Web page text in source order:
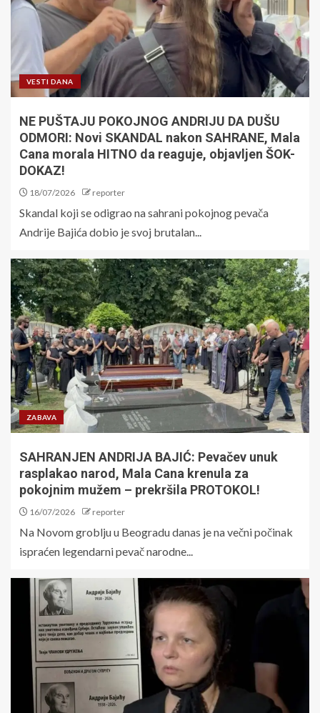
VESTI DANA
NE PUŠTAJU POKOJNOG ANDRIJU DA DUŠU
ODMORI: Novi SKANDAL nakon SAHRANE, Mala
Cana morala HITNO da reaguje, objavljen ŠOK-
DOKAZ!
18/07/2026 reporter
Skandal koji se odigrao na sahrani pokojnog pevača
Andrije Bajića dobio je svoj brutalan...
ZABAVA
SAHRANJEN ANDRIJA BAJIĆ: Pevačev unuk
rasplakao narod, Mala Cana krenula za
pokojnim mužem – prekršila PROTOKOL!
16/07/2026 reporter
Na Novom groblju u Beogradu danas je na večni počinak
ispraćen legendarni pevač narodne...